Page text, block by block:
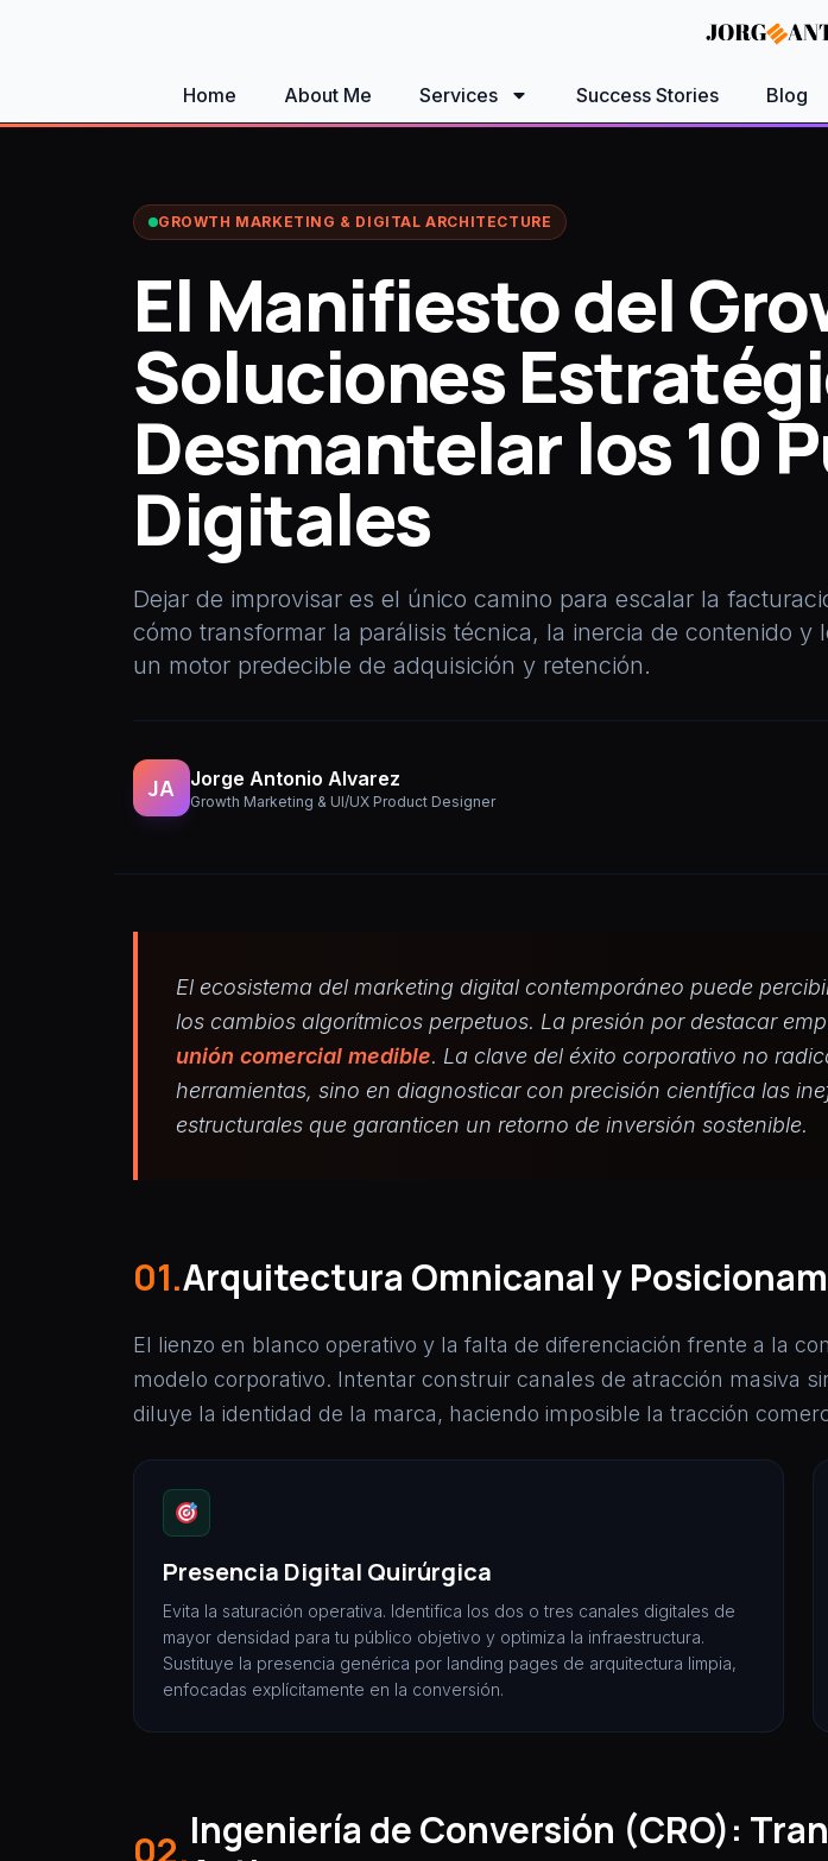
Home About Me Services Success Stories Blog
GROWTH MARKETING & DIGITAL ARCHITECTURE
El Manifiesto del
Soluciones
Desmantelar los 10
Digitales
Dejar de improvisar es el único camino para escalar la
cómo transformar la parálisis técnica, la inercia de contenido y
un motor predecible de adquisición y retención.
JA Jorge Antonio Alvarez
Growth Marketing & UI/UX Product Designer
El ecosistema del marketing digital contemporáneo puede
los cambios algorítmicos perpetuos. La presión por destacar
unión comercial medible. La clave del éxito corporativo no
herramientas, sino en diagnosticar con precisión científica las
estructurales que garanticen un retorno de inversión sostenible.
01.Arquitectura Omnicanal y
El lienzo en blanco operativo y la falta de diferenciación frente a la
modelo corporativo. Intentar construir canales de atracción masiva
diluye la identidad de la marca, haciendo imposible la tracción
Presencia Digital Quirúrgica
Evita la saturación operativa. Identifica los dos o tres canales digitales de
mayor densidad para tu público objetivo y optimiza la infraestructura.
Sustituye la presencia genérica por landing pages de arquitectura limpia,
enfocadas explícitamente en la conversión.
Ingeniería de Conversión (CRO):